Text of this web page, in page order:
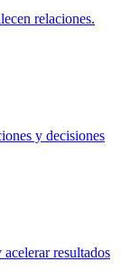
relaciones.
y decisiones
resultados